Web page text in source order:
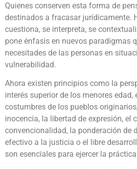
Quienes conserven esta forma de
destinados a fracasar jurídicamente.
cuestiona, se interpreta, se
pone énfasis en nuevos paradigmas
necesitades de las personas en
vulnerabilidad.
Ahora existen principios como la
interés superior de los menores edad,
costumbres de los pueblos
inocencia, la libertad de expresión, el
convencionalidad, la ponderación de
efectivo a la justicia o el libre
son esenciales para ejercer la